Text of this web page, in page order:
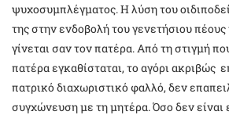
ψυχοσυμπλέγματος. Η λύση του
της στην ενδοβολή του γενετήσιου πέους
γίνεται σαν τον πατέρα. Από τη στιγμή
πατέρα εγκαθίσταται, το αγόρι ακριβώς
πατρικό διαχωριστικό φαλλό, δεν
συγχώνευση με τη μητέρα. Όσο δεν